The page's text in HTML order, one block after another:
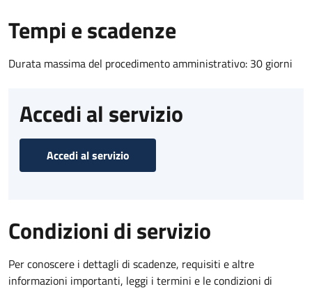
Tempi e scadenze
Durata massima del procedimento amministrativo: 30 giorni
Accedi al servizio
Accedi al servizio
Condizioni di servizio
Per conoscere i dettagli di scadenze, requisiti e altre
informazioni importanti, leggi i termini e le condizioni di